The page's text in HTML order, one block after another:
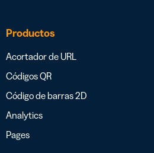
Productos
Acortador de URL
Códigos QR
Código de barras 2D
Analytics
Pages